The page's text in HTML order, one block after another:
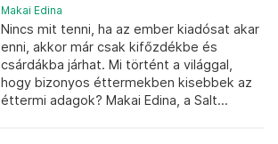
Makai Edina
Nincs mit tenni, ha az ember kiadósat akar
enni, akkor már csak kifőzdékbe és
csárdákba járhat. Mi történt a világgal,
hogy bizonyos éttermekben kisebbek az
éttermi adagok? Makai Edina, a Salt...